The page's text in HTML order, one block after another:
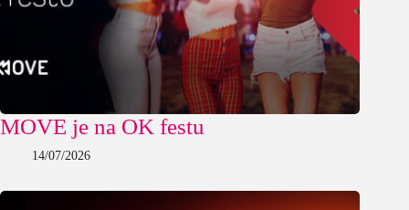
MOVE je na OK festu
14/07/2026